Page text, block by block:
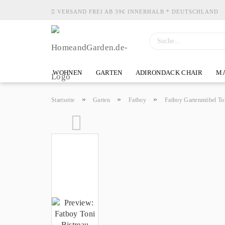
VERSAND FREI AB 39€ INNERHALB * DEUTSCHLAND
WOHNEN GARTEN ADIRONDACK CHAIR
Startseite » Garten » Fatboy » Fatboy Gartenmöbel